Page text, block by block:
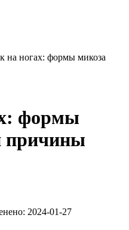
на ногах: формы микоза
формы
причины
2024-01-27